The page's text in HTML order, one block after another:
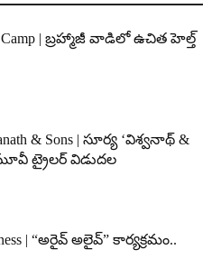
Camp | బ్రహ్మాజీ వాడిలో ఉచిత హెల్త్
& Sons | సూర్య ‘విశ్వనాథ్ &
ట్రైలర్ విడుదల
| “అరైవ్ అలైవ్” కార్యక్రమం..